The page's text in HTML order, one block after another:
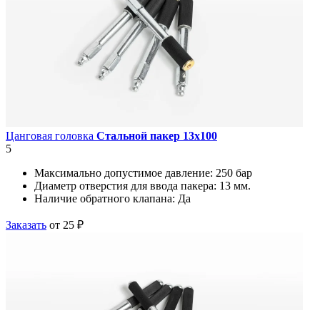
Цанговая головка Стальной пакер 13х100
5
Максимально допустимое давление: 250 бар
Диаметр отверстия для ввода пакера: 13 мм.
Наличие обратного клапана: Да
Заказать от 25 ₽